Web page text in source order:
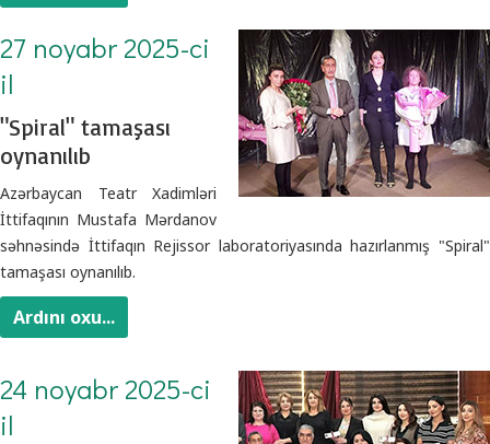
27 noyabr 2025-ci
il
"Spiral" tamaşası
oynanılıb
Azərbaycan Teatr Xadimləri
İttifaqının Mustafa Mərdanov
səhnəsində İttifaqın Rejissor laboratoriyasında hazırlanmış "Spiral"
tamaşası oynanılıb.
Ardını oxu...
24 noyabr 2025-ci
il